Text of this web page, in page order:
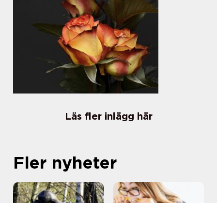
Läs fler inlägg här
Fler nyheter